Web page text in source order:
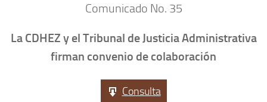
Comunicado No. 35
La CDHEZ y el Tribunal de Justicia Administrativa
firman convenio de colaboración
Consulta